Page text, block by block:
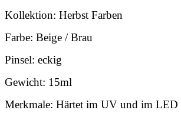
Kollektion: Herbst Farben
Farbe: Beige / Brau
Pinsel: eckig
Gewicht: 15ml
Merkmale: Härtet im UV und im LED